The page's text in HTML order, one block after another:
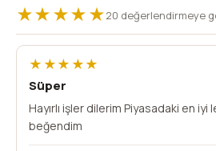
★★★★★20 değerlendirmeye
★★★★★
Süper
Hayırlı işler dilerim Piyasadaki en
beğendim